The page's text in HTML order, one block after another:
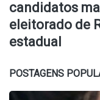
candidatos
eleitorado de
estadual
POSTAGENS